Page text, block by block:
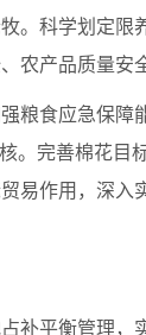
。科学划定
农产品质量安
粮食应急保
。完善棉花
易作用，深
补平衡管理